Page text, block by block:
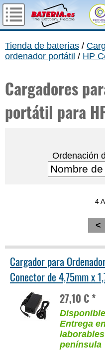
Tienda de baterías /
ordenador portátil / HP
Cargadores
portátil para
Ordenación
4
<
Cargador para
Conector de 4,75mm x
27,10 € *
Entrega
península